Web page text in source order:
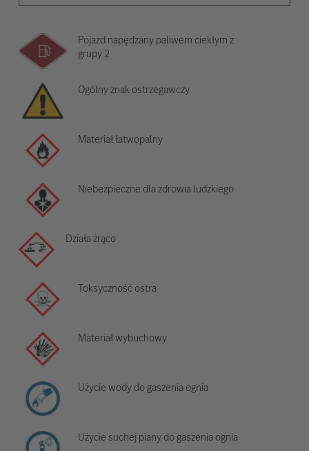
Pojazd napędzany paliwem ciekłym z
grupy 2
Ogólny znak ostrzegawczy
Materiał łatwopalny
Niebezpieczne dla zdrowia ludzkiego
Działa żrąco
Toksyczność ostra
Materiał wybuchowy
Użycie wody do gaszenia ognia
Użycie suchej piany do gaszenia ognia